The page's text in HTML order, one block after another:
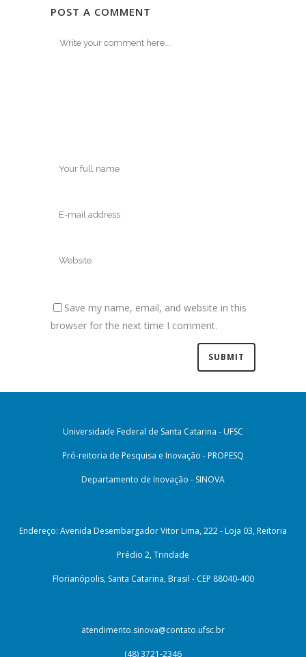
POST A COMMENT
Save my name, email, and website in this
browser for the next time I comment.
Universidade Federal de Santa Catarina - UFSC
Pró-reitoria de Pesquisa e Inovação - PROPESQ
Departamento de Inovação - SINOVA
Endereço: Avenida Desembargador Vitor Lima, 222 - Loja 03, Reitoria
Prédio 2, Trindade
Florianópolis, Santa Catarina, Brasil - CEP 88040-400
atendimento.sinova@contato.ufsc.br
(48) 3721-2346